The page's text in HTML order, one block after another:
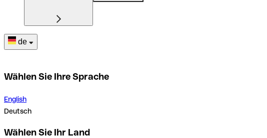
de
Wählen Sie Ihre Sprache
English
Deutsch
Wählen Sie Ihr Land